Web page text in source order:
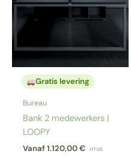
Gratis levering
Bureau
Bank 2 medewerkers |
LOOPY
Vanaf1.120,00€ HTVA